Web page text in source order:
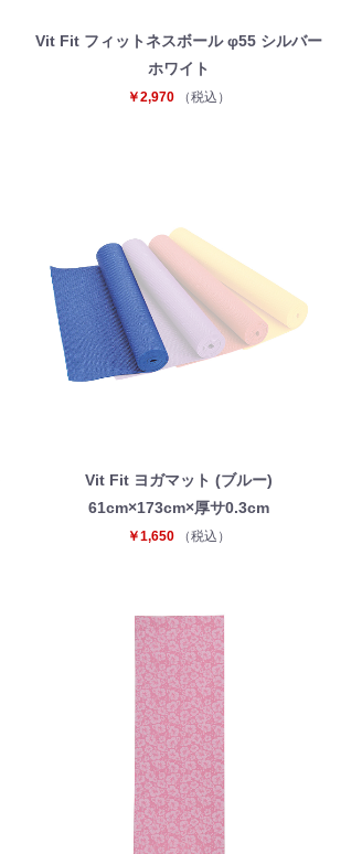
Vit Fit フィットネスボール φ55 シルバー
ホワイト
￥2,970 （税込）
Vit Fit ヨガマット (ブルー)
61cm×173cm×厚サ0.3cm
￥1,650 （税込）
お買い物を続ける